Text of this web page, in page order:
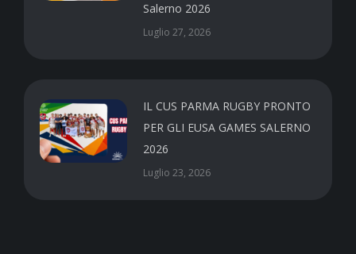
Salerno 2026
Luglio 27, 2026
IL CUS PARMA RUGBY PRONTO
PER GLI EUSA GAMES SALERNO
2026
Luglio 23, 2026